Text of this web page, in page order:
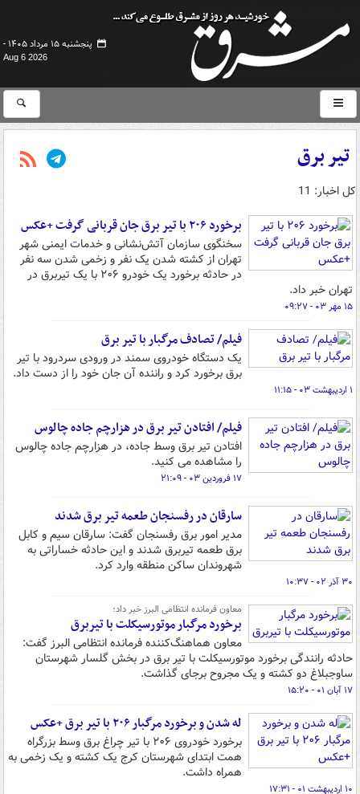
پنجشنبه ۱۵ مرداد ۱۴۰۵ -
Aug 6 2026
تیر برق
کل اخبار: 11
برخورد ۲۰۶ با تیر برق جان قربانی گرفت +عکس
سخنگوی سازمان آتش‌نشانی و خدمات ایمنی شهر
تهران از کشته شدن یک نفر و زخمی شدن سه نفر
در حادثه برخورد یک خودرو ۲۰۶ با یک تیربرق در
تهران خبر داد.
۱۵ مهر ۰۳ - ۰۹:۲۷
فیلم/ تصادف مرگبار با تیر برق
یک دستگاه خودروی سمند در ورودی سردرود با تیر
برق برخورد کرد و راننده آن جان خود را از دست داد.
۱ اردیبهشت ۰۳ - ۱۱:۱۵
فیلم/ افتادن تیر برق در هزارچم جاده چالوس
افتادن تیر برق وسط جاده، در هزارچم جاده چالوس
را مشاهده می کنید.
۱۷ فروردین ۰۳ - ۲۱:۰۹
سارقان در رفسنجان طعمه تیر برق شدند
مدیر امور برق رفسنجان گفت: سارقان سیم و کابل
برق طعمه تیربرق شدند و این حادثه خساراتی به
شهروندان ساکن منطقه وارد کرد.
۳۰ آذر ۰۲ - ۱۰:۳۷
معاون فرمانده انتظامی البرز خبر داد؛
برخورد مرگبار موتورسیکلت با تیربرق
معاون هماهنگ‌کننده فرمانده انتظامی البرز گفت:
حادثه رانندگی برخورد موتورسیکلت با تیر برق در بخش گلسار شهرستان
ساوجبلاغ دو کشته و یک مجروح برجای گذاشت.
۱۷ آبان ۰۱ - ۱۵:۲۰
له شدن و برخورد مرگبار ۲۰۶ با تیر برق +عکس
برخورد خودروی ۲۰۶ با تیر چراغ برق وسط بزرگراه
همت ابتدای شهرستان کرج یک کشته و یک زخمی به
همراه داشت.
۱۰ اردیبهشت ۰۱ - ۱۷:۳۱